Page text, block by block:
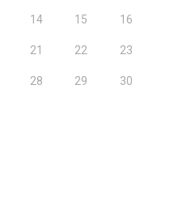
14 15 16
21 22 23
28 29 30